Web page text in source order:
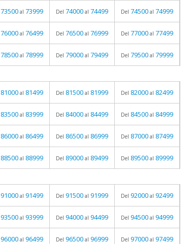
73500 al 73999 Del 74000 al 74499 Del 74500 al 74999
76000 al 76499 Del 76500 al 76999 Del 77000 al 77499
78500 al 78999 Del 79000 al 79499 Del 79500 al 79999
81000 al 81499 Del 81500 al 81999 Del 82000 al 82499
83500 al 83999 Del 84000 al 84499 Del 84500 al 84999
86000 al 86499 Del 86500 al 86999 Del 87000 al 87499
88500 al 88999 Del 89000 al 89499 Del 89500 al 89999
91000 al 91499 Del 91500 al 91999 Del 92000 al 92499
93500 al 93999 Del 94000 al 94499 Del 94500 al 94999
96000 al 96499 Del 96500 al 96999 Del 97000 al 97499